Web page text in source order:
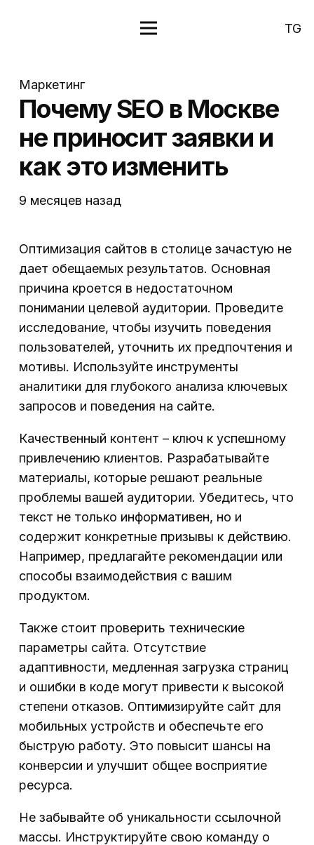
TG
Маркетинг
Почему SEO в Москве
не приносит заявки и
как это изменить
9 месяцев назад
Оптимизация сайтов в столице зачастую не
дает обещаемых результатов. Основная
причина кроется в недостаточном
понимании целевой аудитории. Проведите
исследование, чтобы изучить поведения
пользователей, уточнить их предпочтения и
мотивы. Используйте инструменты
аналитики для глубокого анализа ключевых
запросов и поведения на сайте.
Качественный контент – ключ к успешному
привлечению клиентов. Разрабатывайте
материалы, которые решают реальные
проблемы вашей аудитории. Убедитесь, что
текст не только информативен, но и
содержит конкретные призывы к действию.
Например, предлагайте рекомендации или
способы взаимодействия с вашим
продуктом.
Также стоит проверить технические
параметры сайта. Отсутствие
адаптивности, медленная загрузка страниц
и ошибки в коде могут привести к высокой
степени отказов. Оптимизируйте сайт для
мобильных устройств и обеспечьте его
быструю работу. Это повысит шансы на
конверсии и улучшит общее восприятие
ресурса.
Не забывайте об уникальности ссылочной
массы. Инструктируйте свою команду о